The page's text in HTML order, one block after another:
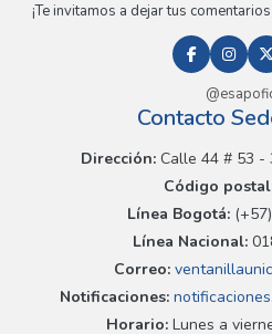
¡Te invitamos a dejar tus
Contacto
Dirección:Calle 44 # 53 -
Código
Línea Bogotá:
Línea Nacional:
Correo:
Notificaciones:
Horario:Lunes a